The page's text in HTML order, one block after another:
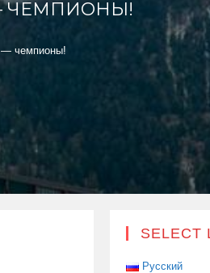
ЧЕМПИОНЫ!
— чемпионы!
SELECT
Русский